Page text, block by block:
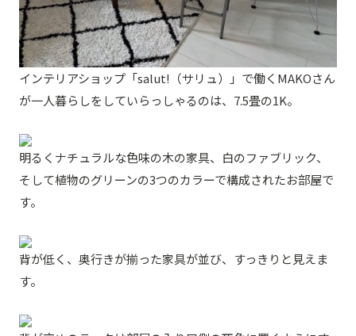
インテリアショップ「salut!（サリュ）」で働くMAKOさん
が一人暮らしをしていらっしゃるのは、7.5畳の1K。
明るくナチュラルな色味の木の家具、白のファブリック、
そして植物のグリーンの3つのカラーで構成されたお部屋で
す。
背が低く、奥行きが揃った家具が並び、すっきりと見えま
す。